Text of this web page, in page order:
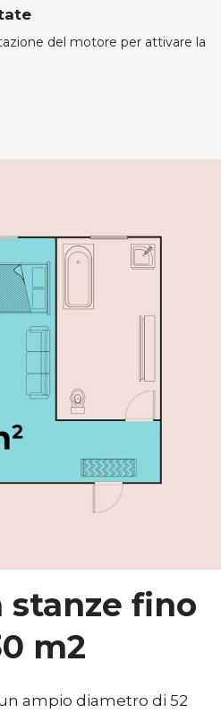
del motore per attivare la
stanze fino
m2
ampio diametro di 52